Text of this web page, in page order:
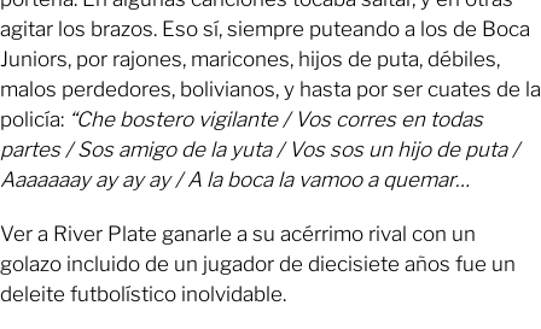
agitar los brazos. Eso sí, siempre puteando a los de Boca
Juniors, por rajones, maricones, hijos de puta, débiles,
malos perdedores, bolivianos, y hasta por ser cuates de la
policía: “Che bostero vigilante / Vos corres en todas
partes / Sos amigo de la yuta / Vos sos un hijo de puta /
Aaaaaaay ay ay ay / A la boca la vamoo a quemar…
Ver a River Plate ganarle a su acérrimo rival con un
golazo incluido de un jugador de diecisiete años fue un
deleite futbolístico inolvidable.